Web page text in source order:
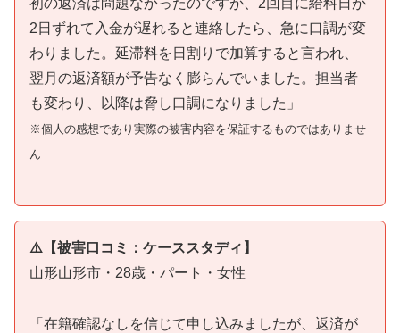
2日ずれて入金が遅れると連絡したら、急に口調が変
わりました。延滞料を日割りで加算すると言われ、
翌月の返済額が予告なく膨らんでいました。担当者
も変わり、以降は脅し口調になりました」
※個人の感想であり実際の被害内容を保証するものではありませ
ん
⚠️【被害口コミ：ケーススタディ】
山形山形市・28歳・パート・女性
「在籍確認なしを信じて申し込みましたが、返済が